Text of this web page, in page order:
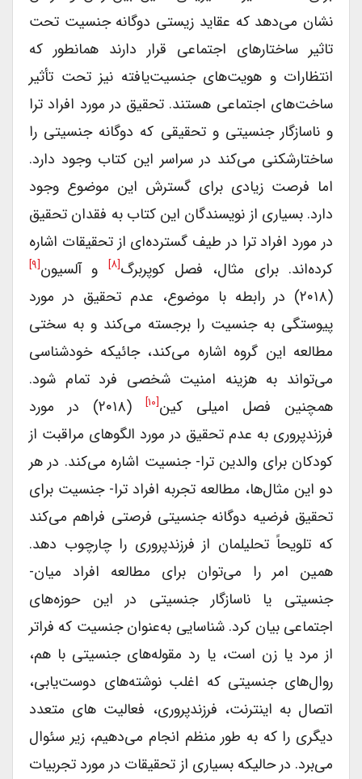
نشان می‌دهد که عقاید زیستی دوگانه جنسیت تحت
تاثیر ساختارهای اجتماعی قرار دارند همانطور که
انتظارات و هویت‌های جنسیت‌یافته نیز تحت تأثیر
ساخت‌های اجتماعی هستند. تحقیق در مورد افراد ترا‌
و ناسازگار جنسیتی و تحقیقی که دوگانه جنسیتی را
ساختارشکنی می‌کند در سراسر این کتاب وجود دارد.
اما فرصت زیادی برای گسترش این موضوع وجود
دارد. بسیاری از نویسندگان این کتاب به فقدان تحقیق
در مورد افراد ترا در طیف گسترده‌ای از تحقیقات اشاره
کرده‌اند. برای مثال، فصل کوپربرگ[۸] و آلسیون[۹]
(۲۰۱۸) در رابطه با موضوع، عدم تحقیق در مورد
پیوستگی به جنسیت را برجسته می‌کند و به سختی
مطالعه این گروه اشاره می‌کند، جائیکه خودشناسی
می‌تواند به هزینه امنیت شخصی فرد تمام شود.
همچنین فصل امیلی کین
(۲۰۱۸) در مورد
فرزندپروری به عدم تحقیق در مورد الگوهای مراقبت از
کودکان برای والدین ترا- جنسیت اشاره می‌کند. در هر
دو این مثال‌ها، مطالعه تجربه افراد ترا- جنسیت برای
تحقیق فرضیه دوگانه جنسیتی فرصتی فراهم می‌کند
که تلویحاً تحلیلمان از فرزندپروری را چارچوب دهد.
همین امر را می‌توان برای مطالعه افراد میا‌ن-
جنسیتی یا ناسازگار جنسیتی در این حوزه‌های
اجتماعی بیان کرد. شناسایی به‌عنوان جنسیت که فراتر
از مرد یا زن است، یا رد مقوله‌های جنسیتی با هم،
روال‌های جنسیتی که اغلب نوشته‌های دوست‌یابی،
اتصال به اینترنت، فرزندپروری، فعالیت های متعدد
دیگری را که به طور منظم انجام می‌دهیم، زیر سئوال
می‌برد. در حالیکه بسیاری از تحقیقات در مورد تجربیات